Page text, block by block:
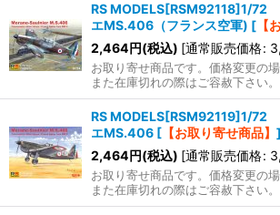
RS MODELS[RSM92118]1/72
エMS.406（フランス空軍) [ 【
2,464円(税込) [通常販売価格:
お取り寄せ商品です。価格変更の場
また在庫切れの際はご容赦下さい。
RS MODELS[RSM92119]1/72
エMS.406 [ 【お取り寄せ商品】 ]
2,464円(税込) [通常販売価格:
お取り寄せ商品です。価格変更の場
また在庫切れの際はご容赦下さい。